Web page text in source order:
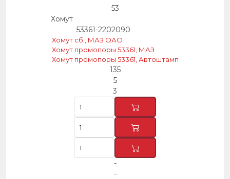
53
Хомут
53361-2202090
Хомут сб., МАЗ ОАО
Хомут промопоры 53361, МАЗ
Хомут промопоры 53361, Автоштамп
135
5
3
-
-